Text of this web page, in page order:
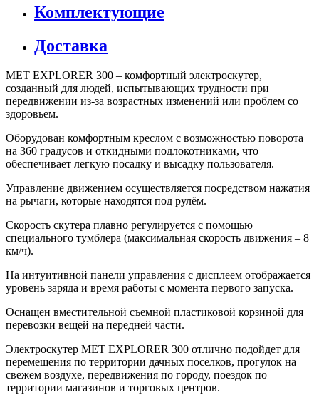
Комплектующие
Доставка
MET EXPLORER 300 – комфортный электроскутер,
созданный для людей, испытывающих трудности при
передвижении из-за возрастных изменений или проблем со
здоровьем.
Оборудован комфортным креслом с возможностью поворота
на 360 градусов и откидными подлокотниками, что
обеспечивает легкую посадку и высадку пользователя.
Управление движением осуществляется посредством нажатия
на рычаги, которые находятся под рулём.
Скорость скутера плавно регулируется с помощью
специального тумблера (максимальная скорость движения – 8
км/ч).
На интуитивной панели управления с дисплеем отображается
уровень заряда и время работы с момента первого запуска.
Оснащен вместительной съемной пластиковой корзиной для
перевозки вещей на передней части.
Электроскутер MET EXPLORER 300 отлично подойдет для
перемещения по территории дачных поселков, прогулок на
свежем воздухе, передвижения по городу, поездок по
территории магазинов и торговых центров.